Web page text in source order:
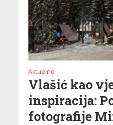
Aktuelno
Vlašić kao
inspiracija:
fotografije